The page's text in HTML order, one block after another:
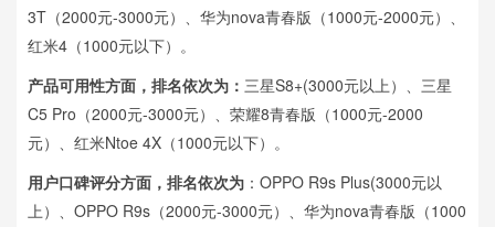
3T（2000元-3000元）、华为nova青春版（1000元-2000元）、
红米4（1000元以下）。
产品可用性方面，排名依次为： 三星S8+(3000元以上）、三星
C5 Pro（2000元-3000元）、荣耀8青春版（1000元-2000
元）、红米Ntoe 4X（1000元以下）。
用户口碑评分方面，排名依次为 ：OPPO R9s Plus(3000元以
上）、OPPO R9s（2000元-3000元）、华为nova青春版（1000